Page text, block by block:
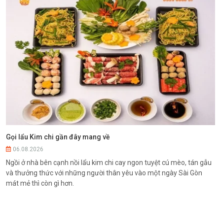
Gọi lẩu Kim chi gần đây mang về
06.08.2026
Ngồi ở nhà bên cạnh nồi lẩu kim chi cay ngon tuyệt cú mèo, tán gẫu
và thưởng thức với những người thân yêu vào một ngày Sài Gòn
mát mẻ thì còn gì hơn.